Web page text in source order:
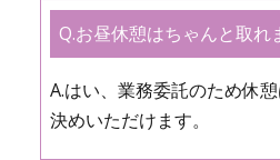
Q.お昼休憩はちゃんと取れ
A.はい、業務委託のため休
決めいただけます。